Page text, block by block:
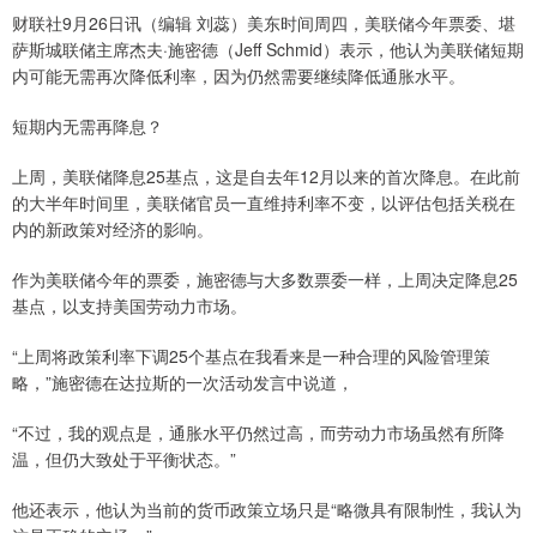
财联社9月26日讯（编辑 刘蕊）美东时间周四，美联储今年票委、堪
萨斯城联储主席杰夫·施密德（Jeff Schmid）表示，他认为美联储短期
内可能无需再次降低利率，因为仍然需要继续降低通胀水平。
短期内无需再降息？
上周，美联储降息25基点，这是自去年12月以来的首次降息。在此前
的大半年时间里，美联储官员一直维持利率不变，以评估包括关税在
内的新政策对经济的影响。
作为美联储今年的票委，施密德与大多数票委一样，上周决定降息25
基点，以支持美国劳动力市场。
“上周将政策利率下调25个基点在我看来是一种合理的风险管理策
略，”施密德在达拉斯的一次活动发言中说道，
“不过，我的观点是，通胀水平仍然过高，而劳动力市场虽然有所降
温，但仍大致处于平衡状态。”
他还表示，他认为当前的货币政策立场只是“略微具有限制性，我认为